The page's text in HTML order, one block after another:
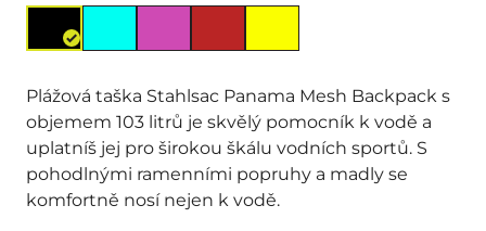
Plážová taška Stahlsac Panama Mesh Backpack s
objemem 103 litrů je skvělý pomocník k vodě a
uplatníš jej pro širokou škálu vodních sportů. S
pohodlnými ramenními popruhy a madly se
komfortně nosí nejen k vodě.